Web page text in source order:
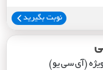
نوبت بگیرید
(آی سی یو)